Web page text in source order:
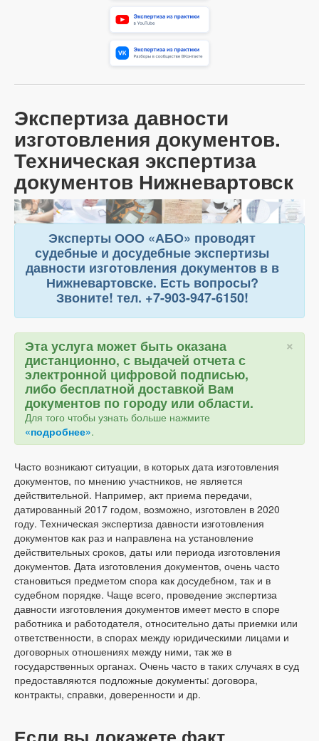
Экспертиза давности
изготовления документов.
Техническая экспертиза
документов Нижневартовск
Эксперты ООО «АБО» проводят
судебные и досудебные экспертизы
давности изготовления документов в в
Нижневартовске. Есть вопросы?
Звоните! тел. +7-903-947-6150!
×
Эта услуга может быть оказана
дистанционно, с выдачей отчета с
электронной цифровой подписью,
либо бесплатной доставкой Вам
документов по городу или области.
Для того чтобы узнать больше нажмите
«подробнее».
Часто возникают ситуации, в которых дата изготовления
документов, по мнению участников, не является
действительной. Например, акт приема передачи,
датированный 2017 годом, возможно, изготовлен в 2020
году. Техническая экспертиза давности изготовления
документов как раз и направлена на установление
действительных сроков, даты или периода изготовления
документов. Дата изготовления документов, очень часто
становиться предметом спора как досудебном, так и в
судебном порядке. Чаще всего, проведение экспертиза
давности изготовления документов имеет место в споре
работника и работодателя, относительно даты приемки или
ответственности, в спорах между юридическими лицами и
договорных отношениях между ними, так же в
государственных органах. Очень часто в таких случаях в суд
предоставляются подложные документы: договора,
контракты, справки, доверенности и др.